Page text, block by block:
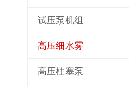
试压泵机组
高压细水雾
高压柱塞泵